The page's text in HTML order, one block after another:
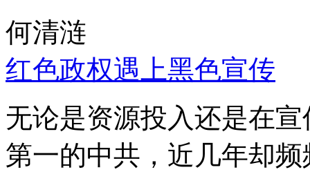
何清涟
红色政权遇上黑色宣传
无论是资源投入还是在
第一的中共，近几年却